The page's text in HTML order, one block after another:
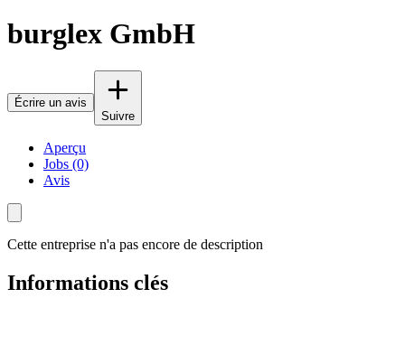
burglex GmbH
Écrire un avis
Suivre
Aperçu
Jobs (0)
Avis
Cette entreprise n'a pas encore de description
Informations clés